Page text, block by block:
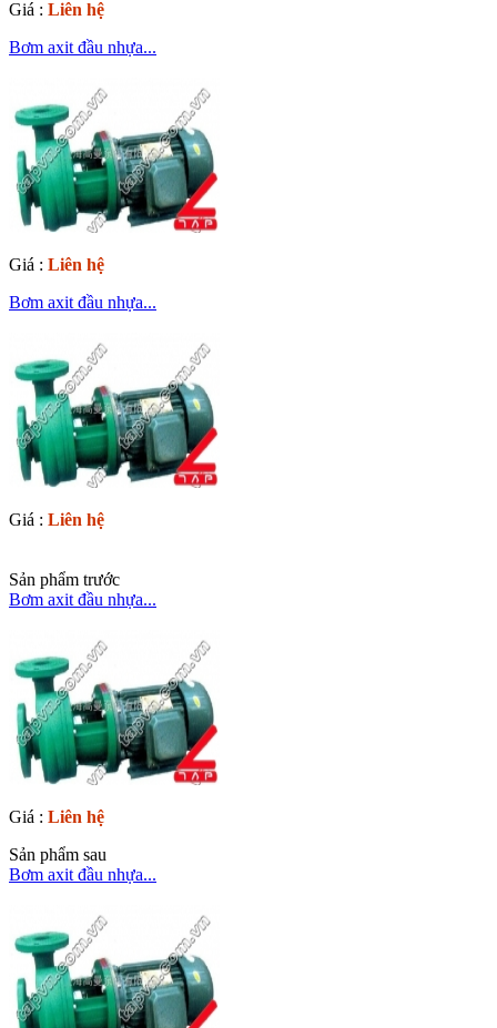
Giá : Liên hệ
Bơm axit đầu nhựa...
Giá : Liên hệ
Bơm axit đầu nhựa...
Giá : Liên hệ
Sản phẩm trước
Bơm axit đầu nhựa...
Giá : Liên hệ
Sản phẩm sau
Bơm axit đầu nhựa...